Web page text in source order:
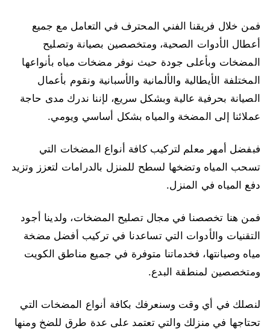
فمن خلال فريقنا الفني المحترف في التعامل مع جميع
أعطال الأدوات الصحية، ومتخصصين بصيانة وتصليح
المضخات وبأعلى جودة حيث نوفر مضخات مياه بأنواعها
المختلفة الأيطالية والألمانية والأسبانية ونقوم بأعمال
الصيانة بحرفية عالية وبشكل سريع، لإننا ندرك مدى حاجة
عملائنا إلى المضخة والمياه بشكل أساسي ويومي.
فبفضل أمهر معلم لتركيب كافة أنواع المضخات التي
تسحب المياه وتضخها لسطح للمنزل بالدرامات لتعزز وتزيد
دفع المياه في المنزل.
فمن هنا تخصصنا في مجال تصليح المضخات، ولدينا أجود
التقنيات والأدوات التي تساعدنا في تركيب أفضل مضخة
مياه وصيانتها، فخدماتنا متوفرة في جميع مناطق الكويت
ومتخصصين لمنطقة البدع.
لنصلك في أي وقت وسنعرفك بكافة أنواع المضخات التي
تحتاجها في منزلك والتي تعتمد على عدة طرق للضخ ومنها